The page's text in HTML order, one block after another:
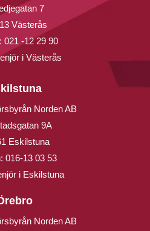
7
Västerås
021 -12 29 90
i Västerås
Norden AB
9A
Eskilstuna
016-13 03 53
i Eskilstuna
Norden AB